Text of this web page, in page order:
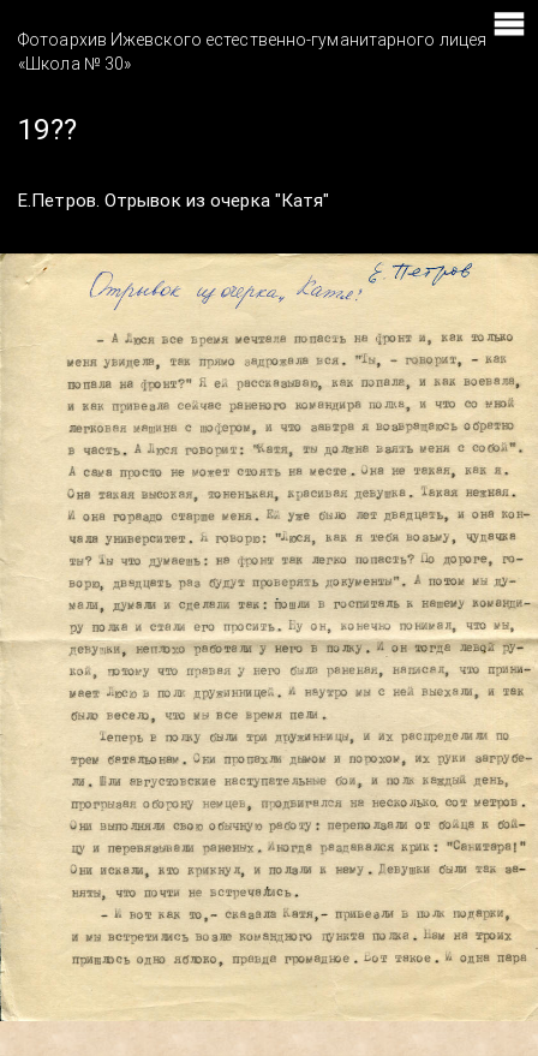
Фотоархив Ижевского естественно-гуманитарного лицея
«Школа № 30»
19??
Е.Петров. Отрывок из очерка "Катя"